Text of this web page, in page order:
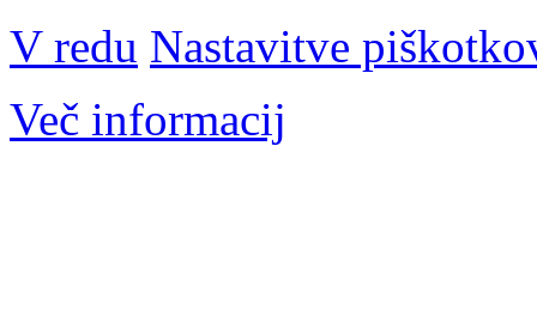
V redu Nastavitve
Več informacij